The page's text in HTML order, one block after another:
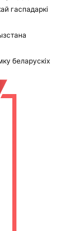
гаспадаркі
беларускіх